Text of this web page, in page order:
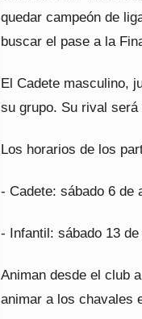
quedar campeón de
buscar el pase a la
El Cadete masculino,
su grupo. Su rival
Los horarios de los
- Cadete: sábado 6 de
- Infantil: sábado 13
Animan desde el club
animar a los chavales